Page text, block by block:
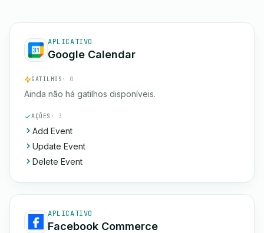
APLICATIVO
Google Calendar
GATILHOS · 0
Ainda não há gatilhos disponíveis.
AÇÕES · 3
Add Event
Update Event
Delete Event
APLICATIVO
Facebook Commerce